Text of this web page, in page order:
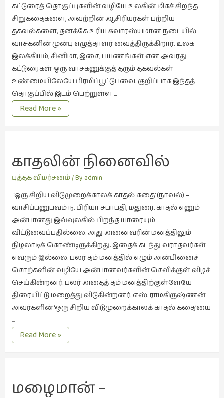
கதைகள்
செல்லும்
பாதை
(10)
கல்வி
கல்வி
(16)
கவிதை
காந்தியின்
நிழலில்
காமிக்ஸ்
காலைக்
குறிப்புகள்
(31)
(149)
குறும்படம்
கட்டுரைத் தொகுப்புகளின் வழியே உலகின் மிகச் சிறந்த
சிறுகதைகளை, அவற்றின் ஆசிரியர்கள் பற்றிய
தகவல்களை, தனக்கே உரிய சுவாரஸ்யமான நடையில்
வாசகனின் முன்பு எழுத்தாளர் வைத்திருக்கிறார். உலக
இலக்கியம், சினிமா, இசை, பயணங்கள் என அவரது
கட்டுரைகள் ஒரு வாசகனுக்குத் தரும் தகவல்கள்
உண்மையிலேயே பிரமிப்பூட்டுபவை. குறிப்பாக இந்தத்
தொகுப்பில் இடம் பெற்றுள்ள …
வாசகனுக்கான
சிறு
Read More »
காதலின் நினைவில்
புத்தக விமர்சனம்/ By admin
‘ஒரு சிறிய விடுமுறைக்காலக் காதல் கதை’ (நாவல்) –
வாசிப்பனுபவம் ந. பிரியா சபாபதி, மதுரை. காதல் எனும்
அன்பானது இவ்வுலகில் பிறந்த யாரையும்
விட்டுவைப்பதில்லை. அது அனைவரின் மனத்திலும்
நிழலாடிக் கொண்டிருக்கிறது. இதைக் கடந்து வராதவர்கள்
எவரும் இல்லை. பலர் தம் மனத்தில் எழும் அன்பினைச்
சொற்களின் வழியே அன்பானவர்களின் செவிக்குள் விழச்
செய்கின்றனர். பலர் அதைத் தம் மனத்திற்குள்ளேயே
திரையிட்டு மறைத்து விடுகின்றனர். எஸ். ராமகிருஷ்ணன்
அவர்களின் ‘ஒரு சிறிய விடுமுறைக்காலக் காதல் கதை’யை
…
காதலின்
நினைவில்
Read More »
மழைமான் –